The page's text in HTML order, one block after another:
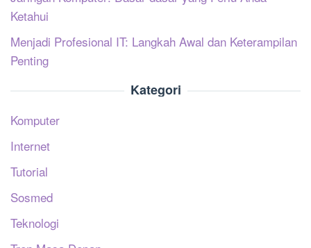
Ketahui
Menjadi Profesional IT: Langkah Awal dan Keterampilan
Penting
Kategori
Komputer
Internet
Tutorial
Sosmed
Teknologi